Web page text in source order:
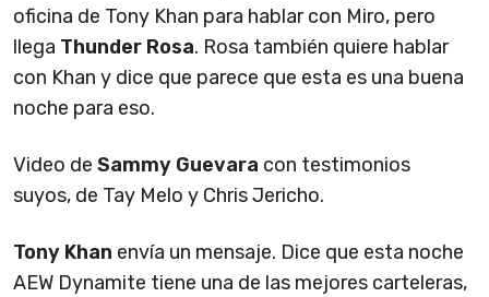
oficina de Tony Khan para hablar con Miro, pero
llega Thunder Rosa. Rosa también quiere hablar
con Khan y dice que parece que esta es una buena
noche para eso.
Video de Sammy Guevara con testimonios
suyos, de Tay Melo y Chris Jericho.
Tony Khan envía un mensaje. Dice que esta noche
AEW Dynamite tiene una de las mejores carteleras,